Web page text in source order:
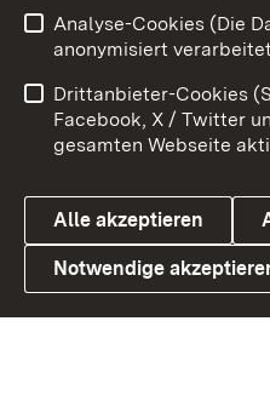
Link zum Landesportal
Benutzungshinweise
Datenschutz
Analyse-Cookies (Die
anonymisiert
Drittanbieter-Cookies
Facebook, X / Twitter
gesamten Webseite
Alle akzeptieren
Notwendige